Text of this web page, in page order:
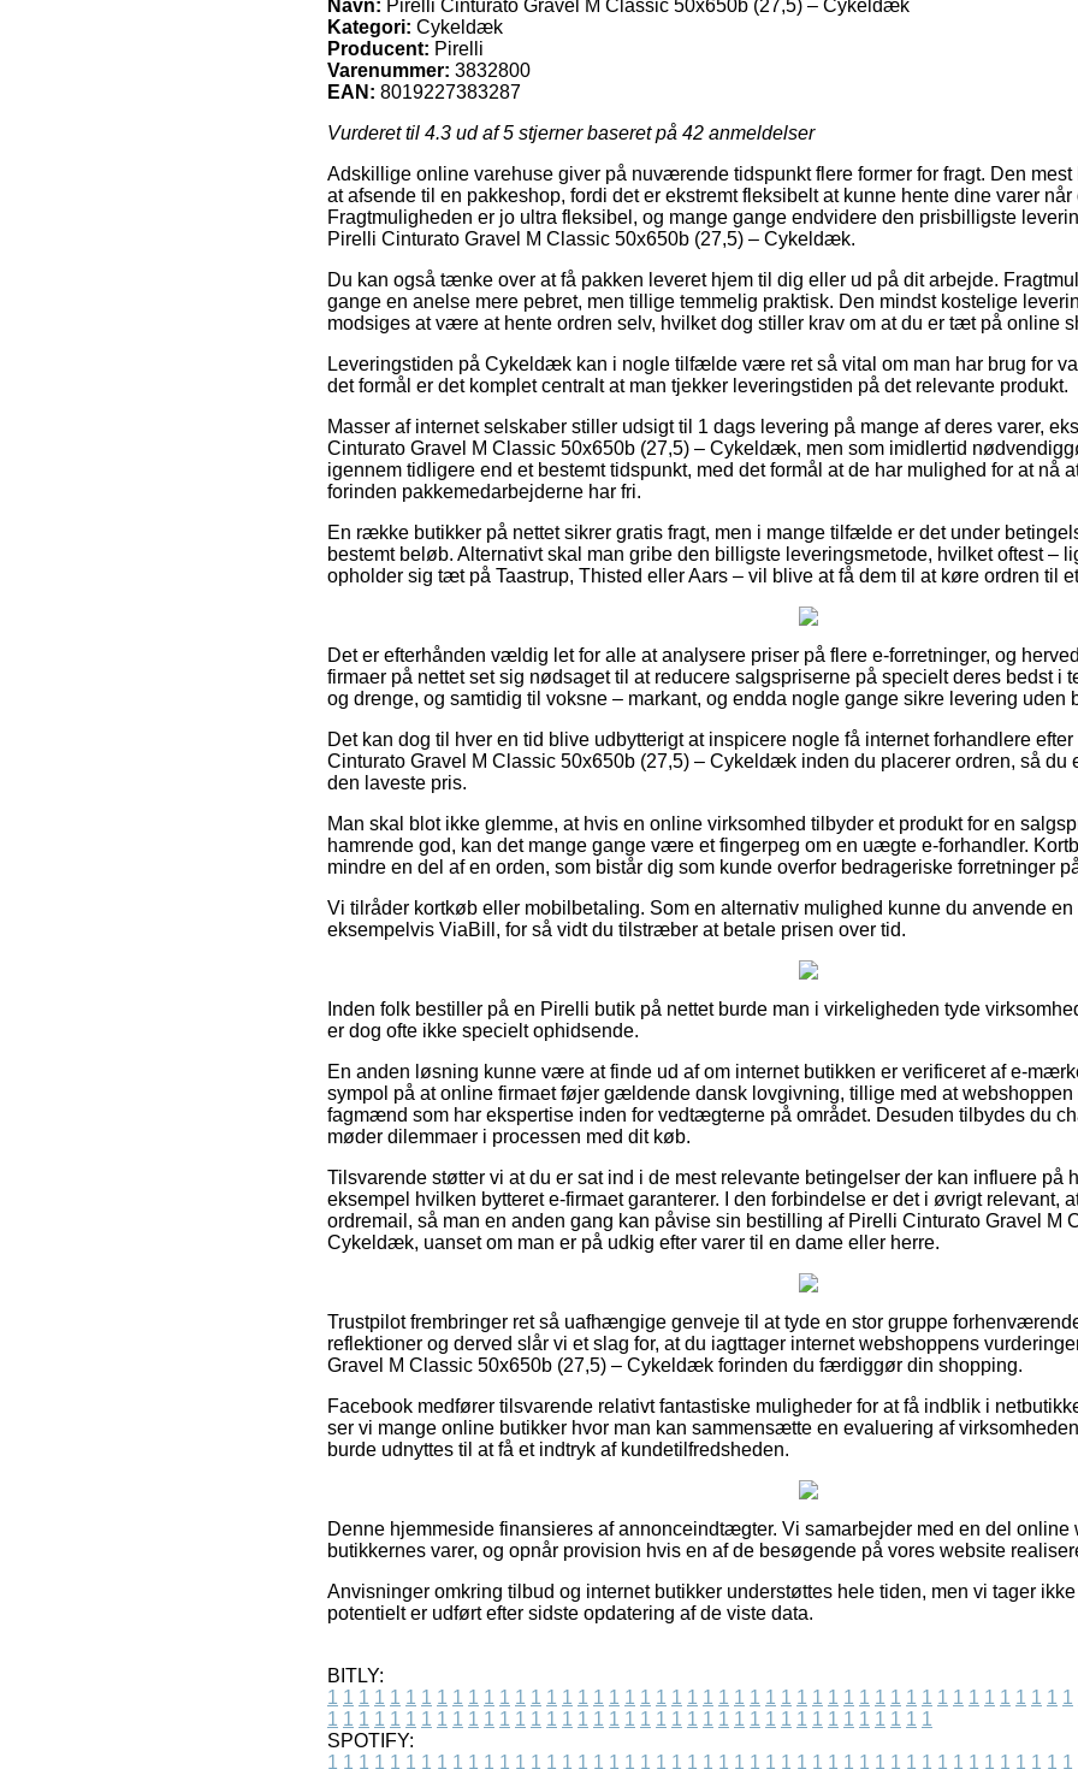
Navn: Pirelli Cinturato Gravel M Classic 50x650b (27,5) – Cykeldæk
Kategori: Cykeldæk
Producent: Pirelli
Varenummer: 3832800
EAN: 8019227383287
Vurderet til 4.3 ud af 5 stjerner baseret på 42 anmeldelser
Adskillige online varehuse giver på nuværende tidspunkt flere former for fragt. Den
at afsende til en pakkeshop, fordi det er ekstremt fleksibelt at kunne hente dine varer når
Fragtmuligheden er jo ultra fleksibel, og mange gange endvidere den prisbilligste
Pirelli Cinturato Gravel M Classic 50x650b (27,5) – Cykeldæk.
Du kan også tænke over at få pakken leveret hjem til dig eller ud på dit arbejde.
gange en anelse mere pebret, men tillige temmelig praktisk. Den mindst kostelige
modsiges at være at hente ordren selv, hvilket dog stiller krav om at du er tæt på online
Leveringstiden på Cykeldæk kan i nogle tilfælde være ret så vital om man har brug for
det formål er det komplet centralt at man tjekker leveringstiden på det relevante produkt.
Masser af internet selskaber stiller udsigt til 1 dags levering på mange af deres varer,
Cinturato Gravel M Classic 50x650b (27,5) – Cykeldæk, men som imidlertid
igennem tidligere end et bestemt tidspunkt, med det formål at de har mulighed for at nå
forinden pakkemedarbejderne har fri.
En række butikker på nettet sikrer gratis fragt, men i mange tilfælde er det under
bestemt beløb. Alternativt skal man gribe den billigste leveringsmetode, hvilket oftest –
opholder sig tæt på Taastrup, Thisted eller Aars – vil blive at få dem til at køre ordren til
Det er efterhånden vældig let for alle at analysere priser på flere e-forretninger, og
firmaer på nettet set sig nødsaget til at reducere salgspriserne på specielt deres bedst i
og drenge, og samtidig til voksne – markant, og endda nogle gange sikre levering uden
Det kan dog til hver en tid blive udbytterigt at inspicere nogle få internet forhandlere
Cinturato Gravel M Classic 50x650b (27,5) – Cykeldæk inden du placerer ordren, så du
den laveste pris.
Man skal blot ikke glemme, at hvis en online virksomhed tilbyder et produkt for en
hamrende god, kan det mange gange være et fingerpeg om en uægte e-forhandler.
mindre en del af en orden, som bistår dig som kunde overfor bedrageriske forretninger
Vi tilråder kortkøb eller mobilbetaling. Som en alternativ mulighed kunne du anvende
eksempelvis ViaBill, for så vidt du tilstræber at betale prisen over tid.
Inden folk bestiller på en Pirelli butik på nettet burde man i virkeligheden tyde
er dog ofte ikke specielt ophidsende.
En anden løsning kunne være at finde ud af om internet butikken er verificeret af e-
sympol på at online firmaet føjer gældende dansk lovgivning, tillige med at webshoppen
fagmænd som har ekspertise inden for vedtægterne på området. Desuden tilbydes du
møder dilemmaer i processen med dit køb.
Tilsvarende støtter vi at du er sat ind i de mest relevante betingelser der kan influere på
eksempel hvilken bytteret e-firmaet garanterer. I den forbindelse er det i øvrigt relevant,
ordremail, så man en anden gang kan påvise sin bestilling af Pirelli Cinturato Gravel M
Cykeldæk, uanset om man er på udkig efter varer til en dame eller herre.
Trustpilot frembringer ret så uafhængige genveje til at tyde en stor gruppe
reflektioner og derved slår vi et slag for, at du iagttager internet webshoppens
Gravel M Classic 50x650b (27,5) – Cykeldæk forinden du færdiggør din shopping.
Facebook medfører tilsvarende relativt fantastiske muligheder for at få indblik i
ser vi mange online butikker hvor man kan sammensætte en evaluering af
burde udnyttes til at få et indtryk af kundetilfredsheden.
Denne hjemmeside finansieres af annonceindtægter. Vi samarbejder med en del online
butikkernes varer, og opnår provision hvis en af de besøgende på vores website
Anvisninger omkring tilbud og internet butikker understøttes hele tiden, men vi tager
potentielt er udført efter sidste opdatering af de viste data.
BITLY:
1 1 1 1 1 1 1 1 1 1 1 1 1 1 1 1 1 1 1 1 1 1 1 1 1 1 1 1 1 1 1 1 1 1 1 1 1 1 1 1 1 1 1 1 1 1 1 1
1 1 1 1 1 1 1 1 1 1 1 1 1 1 1 1 1 1 1 1 1 1 1 1 1 1 1 1 1 1 1 1 1 1 1 1 1 1 1
SPOTIFY:
1 1 1 1 1 1 1 1 1 1 1 1 1 1 1 1 1 1 1 1 1 1 1 1 1 1 1 1 1 1 1 1 1 1 1 1 1 1 1 1 1 1 1 1 1 1 1 1